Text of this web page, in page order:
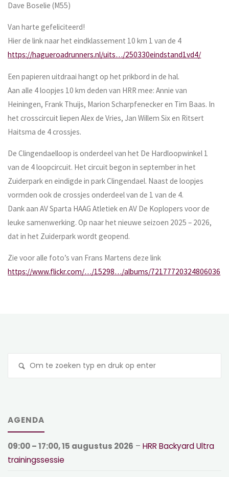
Dave Boselie (M55)
Van harte gefeliciteerd!
Hier de link naar het eindklassement 10 km 1 van de 4
https://hagueroadrunners.nl/uits…/250330eindstand1vd4/
Een papieren uitdraai hangt op het prikbord in de hal.
Aan alle 4 loopjes 10 km deden van HRR mee: Annie van
Heiningen, Frank Thuijs, Marion Scharpfenecker en Tim Baas. In
het crosscircuit liepen Alex de Vries, Jan Willem Six en Ritsert
Haitsma de 4 crossjes.
De Clingendaelloop is onderdeel van het De Hardloopwinkel 1
van de 4 loopcircuit. Het circuit begon in september in het
Zuiderpark en eindigde in park Clingendael. Naast de loopjes
vormden ook de crossjes onderdeel van de 1 van de 4.
Dank aan AV Sparta HAAG Atletiek en AV De Koplopers voor de
leuke samenwerking. Op naar het nieuwe seizoen 2025 – 2026,
dat in het Zuiderpark wordt geopend.
Zie voor alle foto’s van Frans Martens deze link
https://www.flickr.com/…/15298…/albums/72177720324806036
AGENDA
09:00– 17:00,15 augustus 2026 –HRR Backyard Ultra
trainingssessie